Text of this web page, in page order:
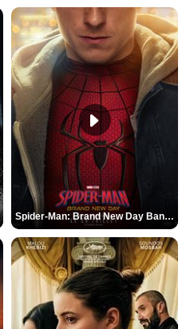
Spider-Man: Brand New Day Bande-annonce VO STFR